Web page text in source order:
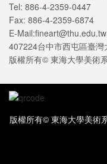
Tel: 886-4-2359-0447
Fax: 886-4-2359-6874
E-Mail:fineart@thu.edu.tw
407224台中市西屯區臺
版權所有© 東海大學美術
版權所有© 東海大學美術